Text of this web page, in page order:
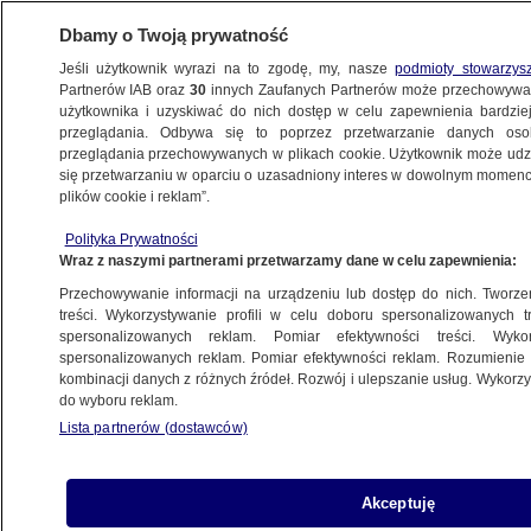
POLSKA
myśliwców F-35 w Łasku. Za kilka
dni przelecą nad Polską
Zespół autorów
10.06.2026, 11:19
Posłuchaj artykułu
Dbamy o Twoją prywatność
Jeśli użytkownik wyrazi na to zgodę, my, naszepodmioty
Partnerów IAB oraz30 innych Zaufanych Partnerów może
użytkownika i uzyskiwać do nich dostęp w celu zapewnienia
przeglądania. Odbywa się to poprzez przetwarzanie danych
przeglądania przechowywanych w plikach cookie. Użytkownik może
się przetwarzaniu w oparciu o uzasadniony interes w dowolnym
plików cookie i reklam”.
Polityka Prywatności
Wraz z naszymi partnerami przetwarzamy dane w celu zapewnienia:
Przechowywanie informacji na urządzeniu lub dostęp do nich.
treści. Wykorzystywanie profili w celu doboru spersonalizowanych
spersonalizowanych reklam. Pomiar efektywności treści.
spersonalizowanych reklam. Pomiar efektywności reklam.
kombinacji danych z różnych źródeł. Rozwój i ulepszanie usług.
do wyboru reklam.
Lista partnerów (dostawców)
Akceptuję